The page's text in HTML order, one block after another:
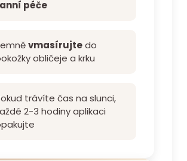
péče
vmasírujtedo
obličeje a krku
trávíte čas na slunci,
2-3 hodiny aplikaci